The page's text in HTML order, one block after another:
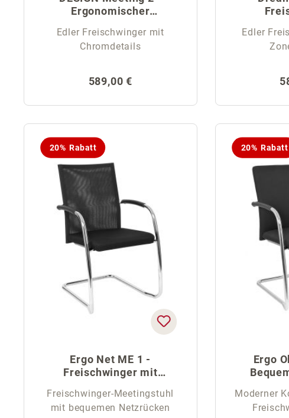
Ergonomischer
Edler Freischwinger mit
Chromdetails
Regulärer Preis:
589,00 €
Edler
20% Rabatt
Ergo Net ME 1 -
Freischwinger mit
Freischwinger-Meetingstuhl
mit bequemen Netzrücken
20% Rabatt
Ergo
Moderner